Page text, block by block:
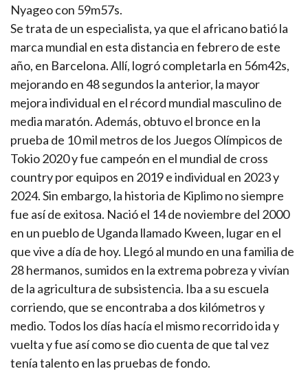
Nyageo con 59m57s.
Se trata de un especialista, ya que el africano batió la
marca mundial en esta distancia en febrero de este
año, en Barcelona. Allí, logró completarla en 56m42s,
mejorando en 48 segundos la anterior, la mayor
mejora individual en el récord mundial masculino de
media maratón. Además, obtuvo el bronce en la
prueba de 10 mil metros de los Juegos Olímpicos de
Tokio 2020 y fue campeón en el mundial de cross
country por equipos en 2019 e individual en 2023 y
2024. Sin embargo, la historia de Kiplimo no siempre
fue así de exitosa. Nació el 14 de noviembre del 2000
en un pueblo de Uganda llamado Kween, lugar en el
que vive a día de hoy. Llegó al mundo en una familia de
28 hermanos, sumidos en la extrema pobreza y vivían
de la agricultura de subsistencia. Iba a su escuela
corriendo, que se encontraba a dos kilómetros y
medio. Todos los días hacía el mismo recorrido ida y
vuelta y fue así como se dio cuenta de que tal vez
tenía talento en las pruebas de fondo.